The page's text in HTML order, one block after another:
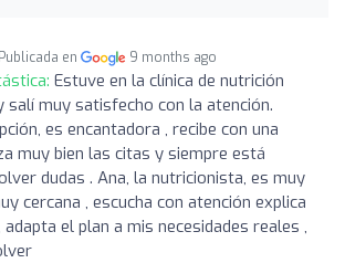
Publicada en 9 months ago
Estuve en la clínica de nutrición
salí muy satisfecho con la atención.
es encantadora , recibe con una
muy bien las citas y siempre está
dudas . Ana, la nutricionista, es muy
cercana , escucha con atención explica
el plan a mis necesidades reales ,